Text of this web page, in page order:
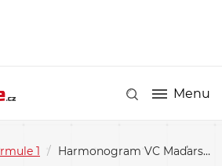
Menu
1 / Harmonogram VC Maďarska